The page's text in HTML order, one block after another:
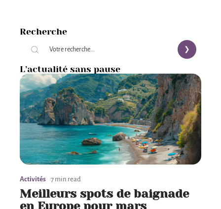
Recherche
L’actualité sans pause
Activités 7 min read
Meilleurs spots de baignade
en Europe pour mars